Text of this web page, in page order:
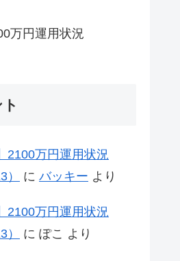
万円運用状況
2100万円運用状況
）
に バッキー より
2100万円運用状況
）
に ぽこ より